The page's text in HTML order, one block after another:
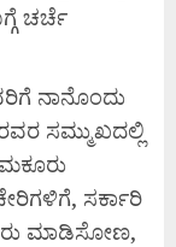
ಚರ್ಚೆ
ನಾನೊಂದು
ಸಮ್ಮುಖದಲ್ಲಿ
ಸರ್ಕಾರಿ
ಮಾಡಿಸೋಣ,